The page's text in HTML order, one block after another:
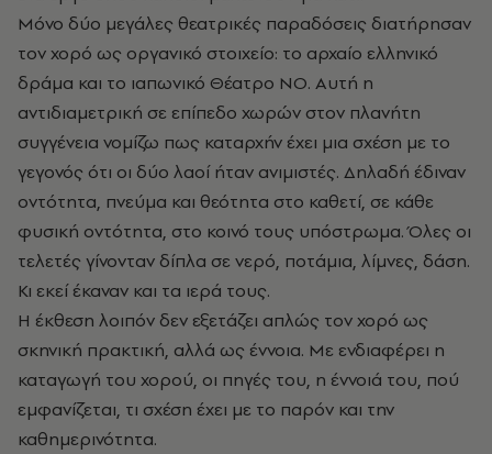
Μόνο δύο μεγάλες θεατρικές παραδόσεις διατήρησαν
τον χορό ως οργανικό στοιχείο: το αρχαίο ελληνικό
δράμα και το ιαπωνικό Θέατρο ΝΟ. Αυτή η
αντιδιαμετρική σε επίπεδο χωρών στον πλανήτη
συγγένεια νομίζω πως καταρχήν έχει μια σχέση με το
γεγονός ότι οι δύο λαοί ήταν ανιμιστές. Δηλαδή έδιναν
οντότητα, πνεύμα και θεότητα στο καθετί, σε κάθε
φυσική οντότητα, στο κοινό τους υπόστρωμα. Όλες οι
τελετές γίνονταν δίπλα σε νερό, ποτάμια, λίμνες, δάση.
Κι εκεί έκαναν και τα ιερά τους.
Η έκθεση λοιπόν δεν εξετάζει απλώς τον χορό ως
σκηνική πρακτική, αλλά ως έννοια. Με ενδιαφέρει η
καταγωγή του χορού, οι πηγές του, η έννοιά του, πού
εμφανίζεται, τι σχέση έχει με το παρόν και την
καθημερινότητα.